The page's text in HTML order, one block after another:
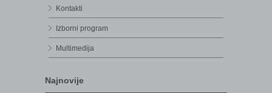
Kontakti
Izborni program
Multimedija
Najnovije